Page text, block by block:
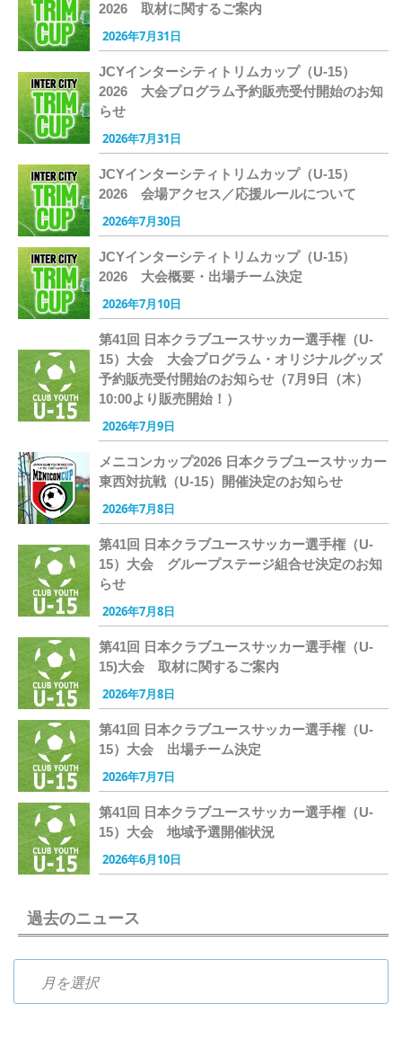
2026 取材に関するご案内
2026年7月31日
JCYインターシティトリムカップ（U-15）
2026 大会プログラム予約販売受付開始のお知
らせ
2026年7月31日
JCYインターシティトリムカップ（U-15）
2026 会場アクセス／応援ルールについて
2026年7月30日
JCYインターシティトリムカップ（U-15）
2026 大会概要・出場チーム決定
2026年7月10日
第41回 日本クラブユースサッカー選手権（U-
15）大会 大会プログラム・オリジナルグッズ
予約販売受付開始のお知らせ（7月9日（木）
10:00より販売開始！）
2026年7月9日
メニコンカップ2026 日本クラブユースサッカー
東西対抗戦（U-15）開催決定のお知らせ
2026年7月8日
第41回 日本クラブユースサッカー選手権（U-
15）大会 グループステージ組合せ決定のお知
らせ
2026年7月8日
第41回 日本クラブユースサッカー選手権（U-
15)大会 取材に関するご案内
2026年7月8日
第41回 日本クラブユースサッカー選手権（U-
15）大会 出場チーム決定
2026年7月7日
第41回 日本クラブユースサッカー選手権（U-
15）大会 地域予選開催状況
2026年6月10日
過去のニュース